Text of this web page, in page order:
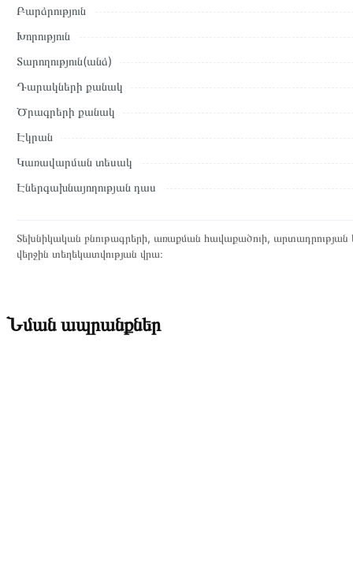
վերադարձը կատարվում է 14 օրվա ընթացքում:
Բարձրություն
Խորություն
Տարողություն(անձ)
Դարակների քանակ
Ծրագրերի քանակ
Էկրան
Կառավարման տեսակ
Էներգախնայողության դաս
Տեխնիկական բնութագրերի, առաքման հավաքածուի,
վերջին տեղեկատվության վրա։
Նման ապրանքներ